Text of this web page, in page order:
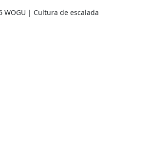
WOGU | Cultura de escalada